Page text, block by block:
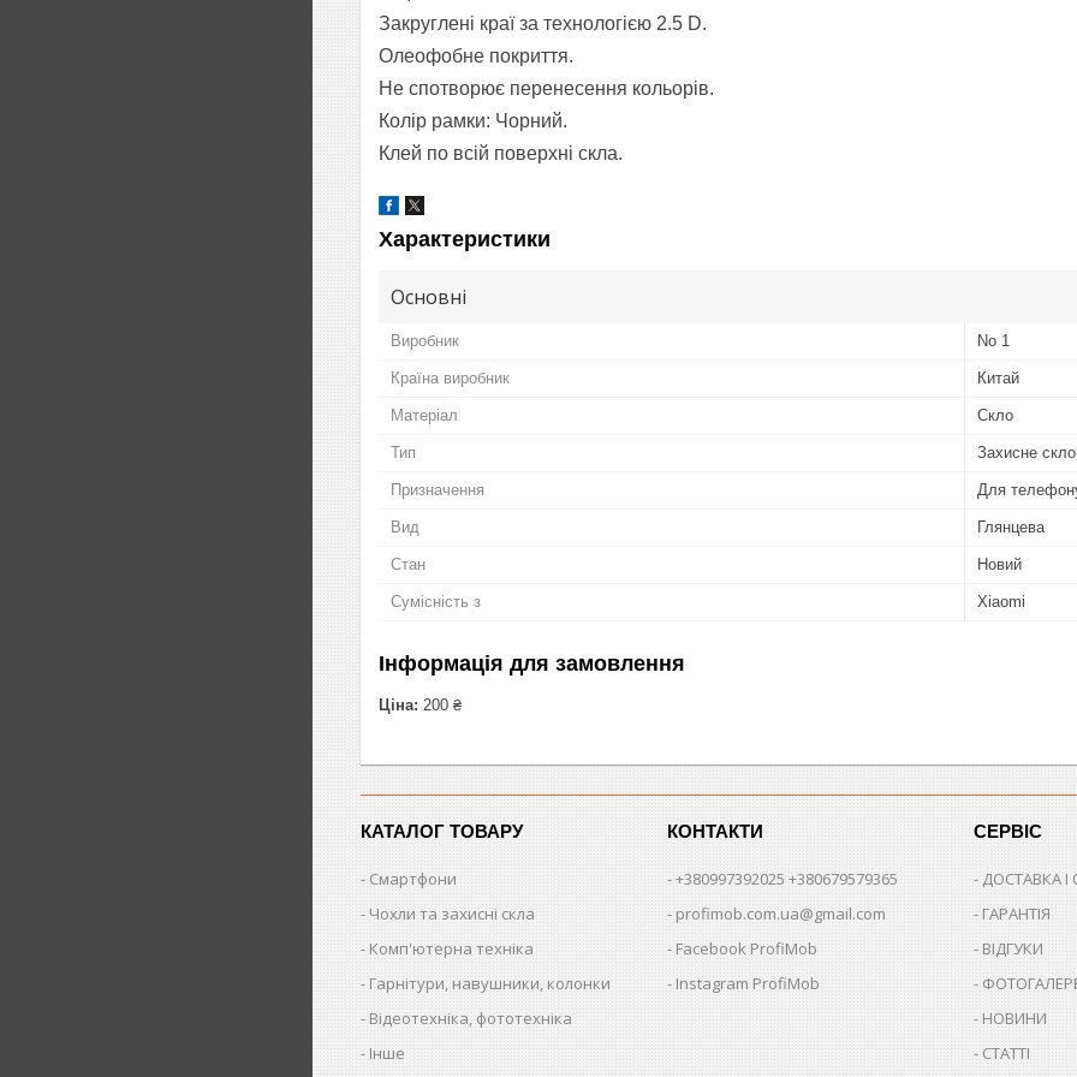
Закруглені краї за технологією 2.5 D.
Олеофобне покриття.
Не спотворює перенесення кольорів.
Колір рамки: Чорний.
Клей по всій поверхні скла.
Характеристики
Основні
Виробник No 1
Країна виробник Китай
Матеріал Скло
Тип Захисне скло
Призначення Для
Вид Глянцева
Стан Новий
Сумісність з Xiaomi
Інформація для замовлення
Ціна: 200 ₴
КАТАЛОГ ТОВАРУ
Смартфони
Чохли та захисні скла
Комп'ютерна техніка
Гарнітури, навушники, колонки
Відеотехніка, фототехніка
Інше
КОНТАКТИ
+380997392025 +380679579365
profimob.com.ua@gmail.com
Facebook ProfiMob
Instagram ProfiMob
СЕРВІС
ДОСТАВКА
ГАРАНТІЯ
ВІДГУКИ
НОВИНИ
СТАТТІ